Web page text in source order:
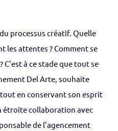
processus créatif. Quelle
les attentes ? Comment se
à ce stade que tout se
Del Arte, souhaite
en conservant son esprit
étroite collaboration avec
de l’agencement